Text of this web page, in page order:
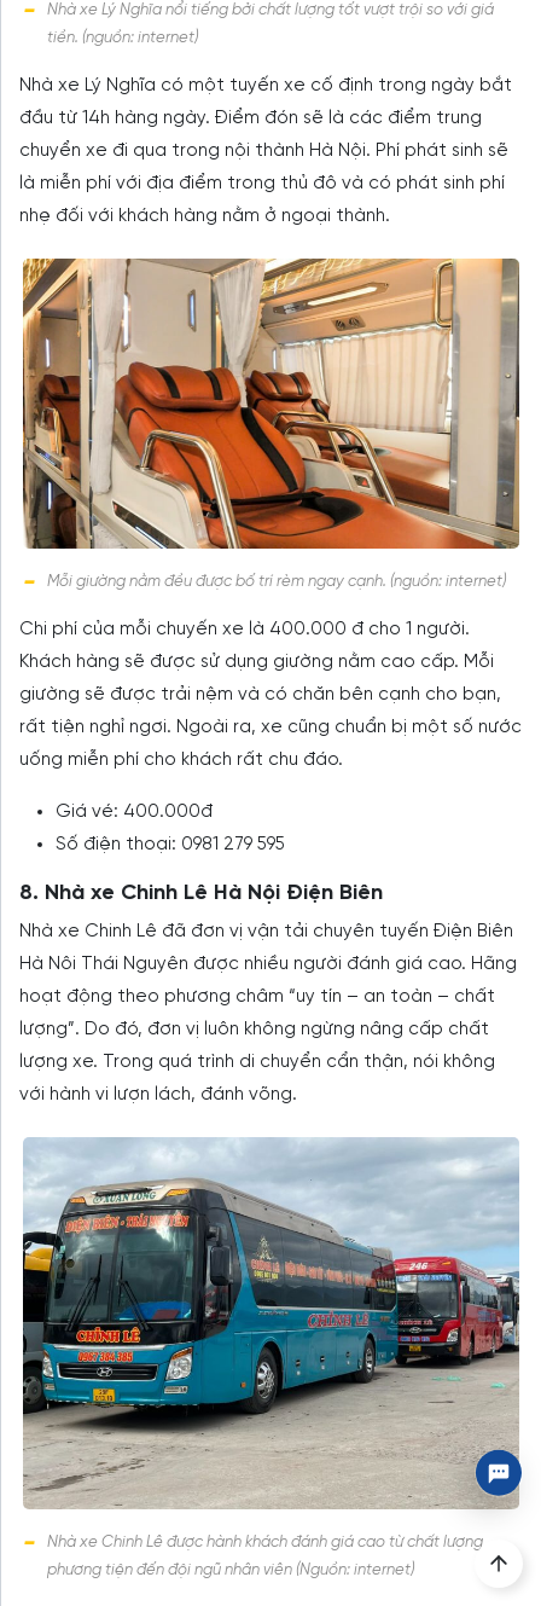
Nhà xe Lý Nghĩa nổi tiếng bởi chất lượng tốt vượt trội so với giá
tiền. (nguồn: internet)
Nhà xe Lý Nghĩa có một tuyến xe cố định trong ngày bắt
đầu từ 14h hàng ngày. Điểm đón sẽ là các điểm trung
chuyển xe đi qua trong nội thành Hà Nội. Phí phát sinh sẽ
là miễn phí với địa điểm trong thủ đô và có phát sinh phí
nhẹ đối với khách hàng nằm ở ngoại thành.
Mỗi giường nằm đều được bố trí rèm ngay cạnh. (nguồn: internet)
Chi phí của mỗi chuyến xe là 400.000 đ cho 1 người.
Khách hàng sẽ được sử dụng giường nằm cao cấp. Mỗi
giường sẽ được trải nệm và có chăn bên cạnh cho bạn,
rất tiện nghỉ ngơi. Ngoài ra, xe cũng chuẩn bị một số nước
uống miễn phí cho khách rất chu đáo.
Giá vé: 400.000đ
Số điện thoại: 0981 279 595
8. Nhà xe Chinh Lê Hà Nội Điện Biên
Nhà xe Chinh Lê đã đơn vị vận tải chuyên tuyến Điện Biên
Hà Nôi Thái Nguyên được nhiều người đánh giá cao. Hãng
hoạt động theo phương châm “uy tín – an toàn – chất
lượng”. Do đó, đơn vị luôn không ngừng nâng cấp chất
lượng xe. Trong quá trình di chuyển cẩn thận, nói không
với hành vi lượn lách, đánh võng.
Nhà xe Chinh Lê được hành khách đánh giá cao từ chất lượng
phương tiện đến đội ngũ nhân viên (Nguồn: internet)